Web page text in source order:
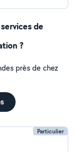
de
?
près de chez
Particulier